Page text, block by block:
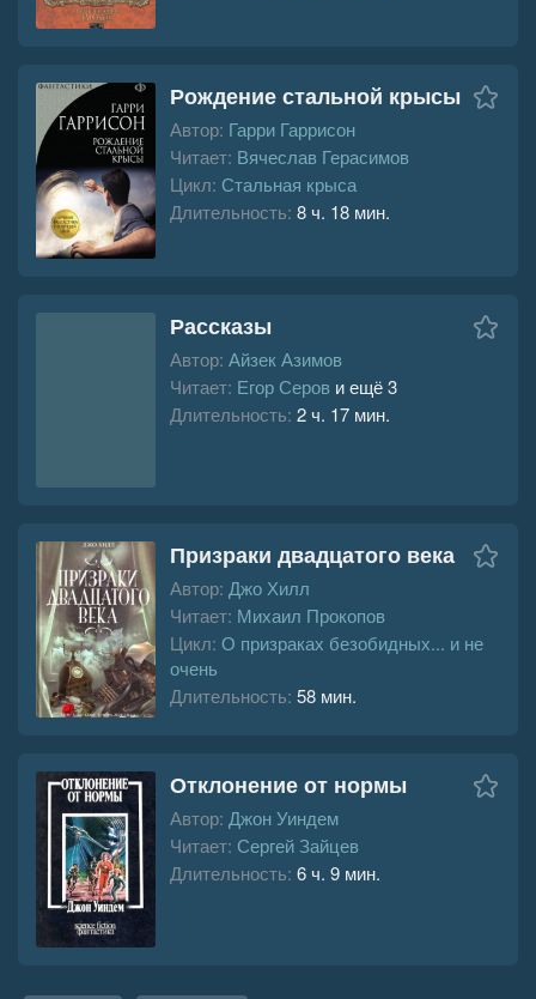
Рождение стальной крысы
Автор: Гарри Гаррисон
Читает: Вячеслав Герасимов
Цикл: Стальная крыса
Длительность: 8 ч. 18 мин.
Рассказы
Автор: Айзек Азимов
Читает: Егор Серов и ещё 3
Длительность: 2 ч. 17 мин.
Призраки двадцатого века
Автор: Джо Хилл
Читает: Михаил Прокопов
Цикл: О призраках безобидных... и не
очень
Длительность: 58 мин.
Отклонение от нормы
Автор: Джон Уиндем
Читает: Сергей Зайцев
Длительность: 6 ч. 9 мин.